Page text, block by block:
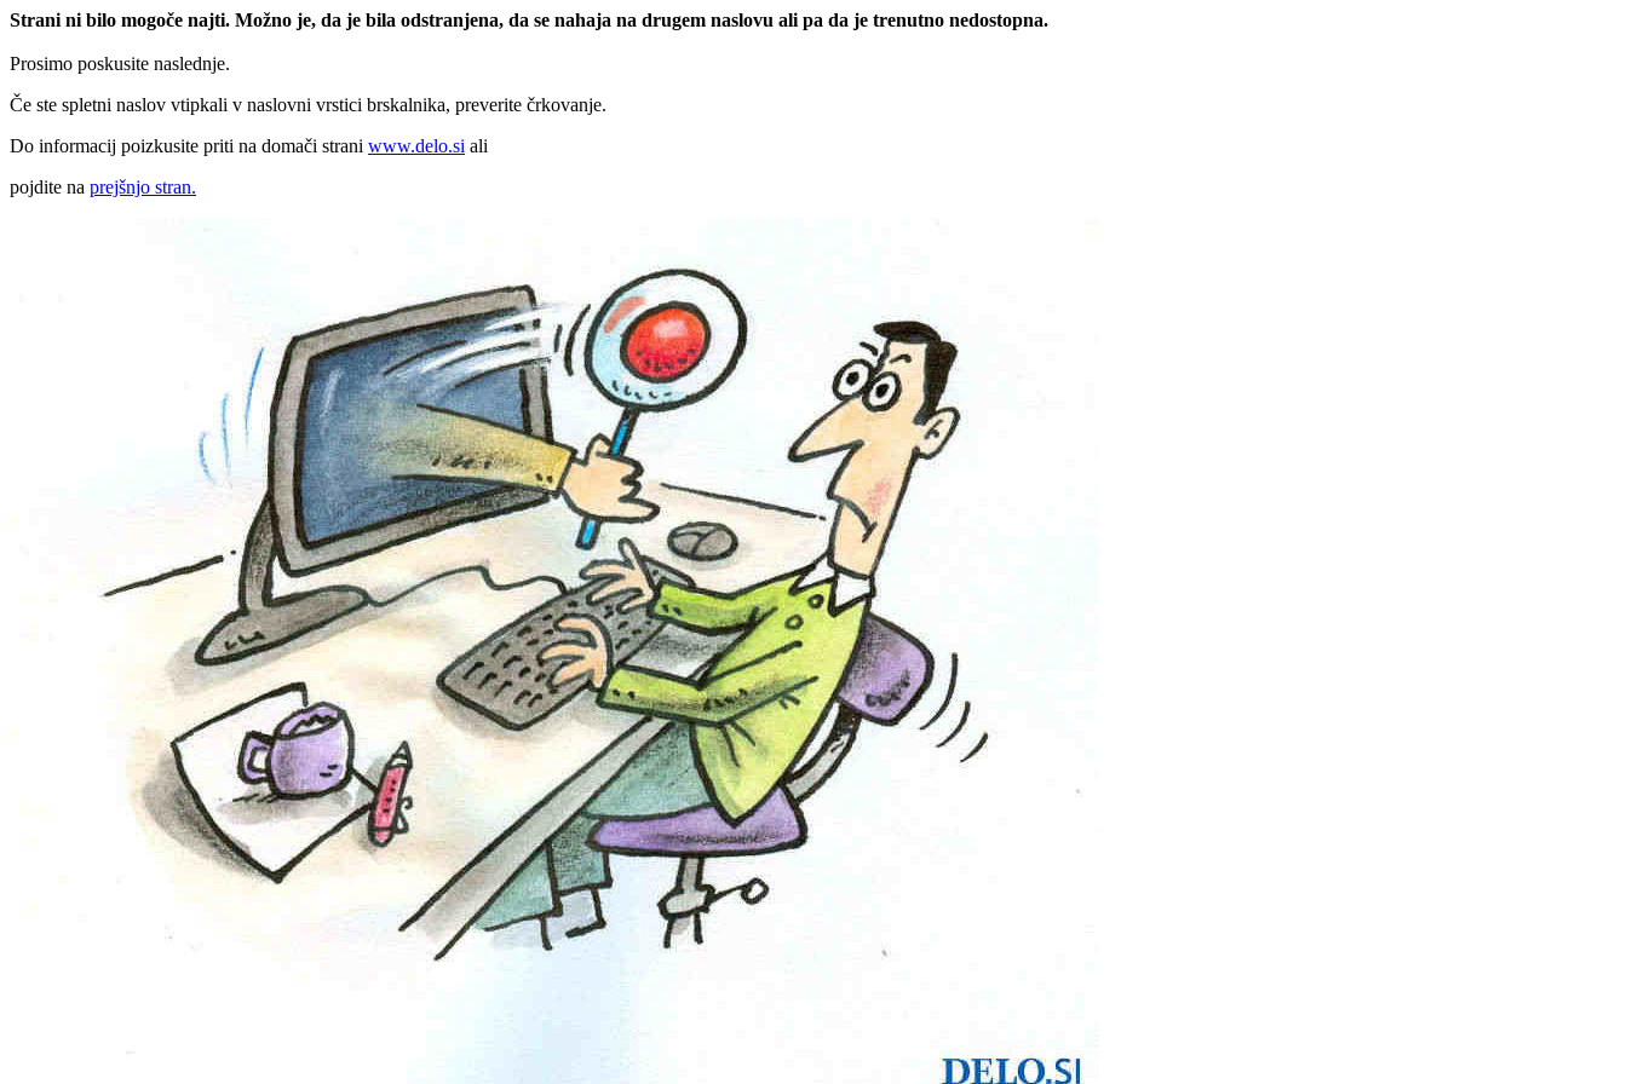
Strani ni bilo mogoče najti. Možno je, da je bila odstranjena, da se nahaja na drugem naslovu ali pa da je trenutno nedostopna.
Prosimo poskusite naslednje.
Če ste spletni naslov vtipkali v naslovni vrstici brskalnika, preverite črkovanje.
Do informacij poizkusite priti na domači strani www.delo.si ali
pojdite na prejšnjo stran.